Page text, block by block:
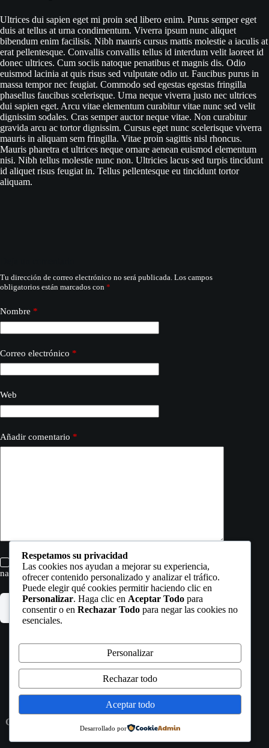
Ultrices dui sapien eget mi proin sed libero enim. Purus semper eget
duis at tellus at urna condimentum. Viverra ipsum nunc aliquet
bibendum enim facilisis. Nibh mauris cursus mattis molestie a iaculis at
erat pellentesque. Convallis convallis tellus id interdum velit laoreet id
donec ultrices. Cum sociis natoque penatibus et magnis dis. Odio
euismod lacinia at quis risus sed vulputate odio ut. Faucibus purus in
massa tempor nec feugiat. Commodo sed egestas egestas fringilla
phasellus faucibus scelerisque. Urna neque viverra justo nec ultrices
dui sapien eget. Arcu vitae elementum curabitur vitae nunc sed velit
dignissim sodales. Cras semper auctor neque vitae. Non curabitur
gravida arcu ac tortor dignissim. Cursus eget nunc scelerisque viverra
mauris in aliquam sem fringilla. Vitae proin sagittis nisl rhoncus.
Mauris pharetra et ultrices neque ornare aenean euismod elementum
nisi. Nibh tellus molestie nunc non. Ultricies lacus sed turpis tincidunt
id aliquet risus feugiat in. Tellus pellentesque eu tincidunt tortor
aliquam.
Tu dirección de correo electrónico no será publicada. Los campos
obligatorios están marcados con *
Nombre *
Correo electrónico *
Web
Añadir comentario *
Guarda mi nombre, correo electrónico y web en este
navegador para la próxima vez que comente.
Publicar el comentario
WORK
ABOUT
SERVICES
CONTACT
Copyright © 9 CREATIVE STUDIO 20025
POLICY
Respetamos su privacidad
Las cookies nos ayudan a mejorar su experiencia,
ofrecer contenido personalizado y analizar el tráfico.
Puede elegir qué cookies permitir haciendo clic en
Personalizar. Haga clic en Aceptar Todo para
consentir o en Rechazar Todo para negar las cookies no
esenciales.
Personalizar
Rechazar todo
Aceptar todo
Desarrollado por